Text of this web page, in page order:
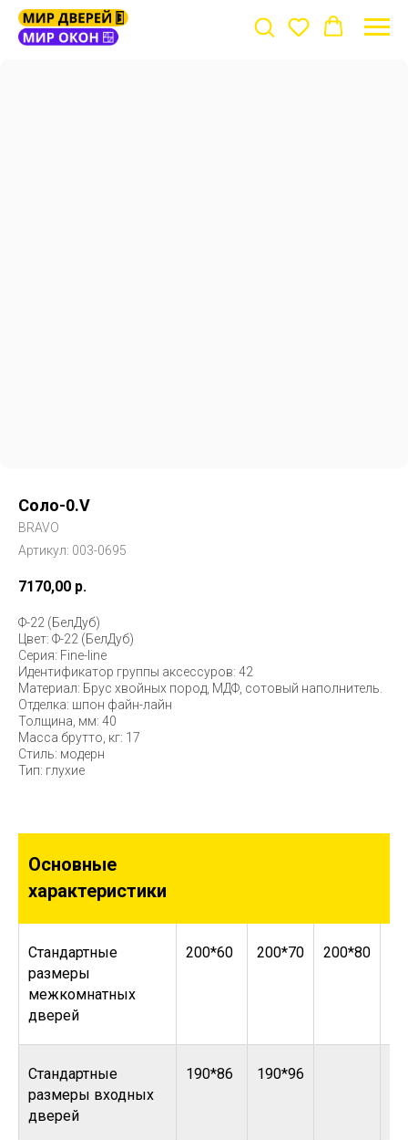
Соло-0.V
BRAVO
Артикул: 003-0695
7170,00 р.
Ф-22 (БелДуб)
Цвет: Ф-22 (БелДуб)
Серия: Fine-line
Идентификатор группы аксессуров: 42
Материал: Брус хвойных пород, МДФ, сотовый наполнитель.
Отделка: шпон файн-лайн
Толщина, мм: 40
Масса брутто, кг: 17
Стиль: модерн
Тип: глухие
Основные
характеристики
Стандартные
размеры
межкомнатных
дверей
200*60 200*70 200*80
Стандартные
размеры входных
дверей
190*86 190*96